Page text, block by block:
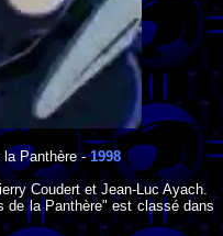
Panthère-1998
Coudertet Jean-Luc Ayach.
de la Panthère" est classé dans